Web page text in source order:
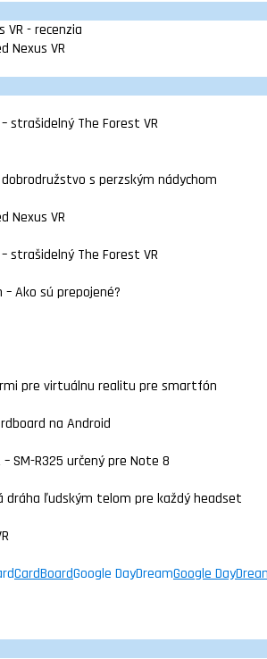
Nexus VR
strašidelný The Forest VR
s perzským nádychom
Nexus VR
strašidelný The Forest VR
Ako sú prepojené?
pre virtuálnu realitu pre smartfón
na Android
– SM-R325 určený pre Note 8
dráha ľudským telom pre každý headset
CardBoardGoogle DayDreamGoogle